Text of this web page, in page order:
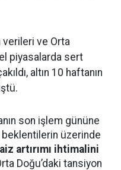
verileri ve Orta
piyasalarda sert
altın 10 haftanın
son işlem gününe
beklentilerin üzerinde
artırımı ihtimalini
Doğu’daki tansiyon